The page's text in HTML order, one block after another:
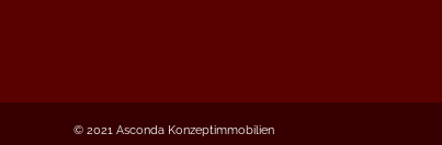
© 2021 Asconda Konzeptimmobilien